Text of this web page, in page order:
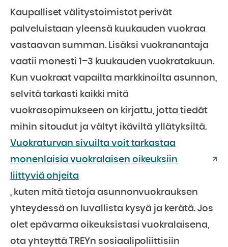
Kaupalliset välitystoimistot perivät
palveluistaan yleensä kuukauden vuokraa
vastaavan summan. Lisäksi vuokranantaja
vaatii monesti 1–3 kuukauden vuokratakuun.
Kun vuokraat vapailta markkinoilta asunnon,
selvitä tarkasti kaikki mitä
vuokrasopimukseen on kirjattu, jotta tiedät
mihin sitoudut ja vältyt ikäviltä yllätyksiltä.
Vuokraturvan sivuilta voit tarkastaa
monenlaisia vuokralaisen oikeuksiin
liittyviä ohjeita
, kuten mitä tietoja asunnonvuokrauksen
yhteydessä on luvallista kysyä ja kerätä. Jos
olet epävarma oikeuksistasi vuokralaisena,
ota yhteyttä TREYn sosiaalipoliittisiin